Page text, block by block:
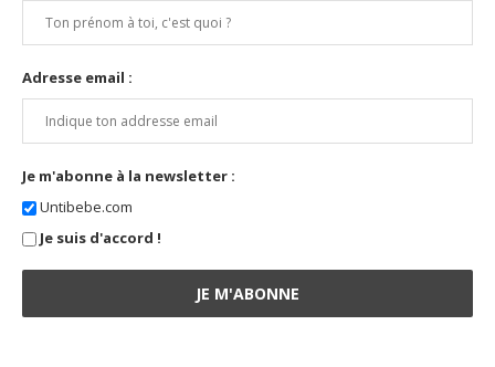
Adresse email :
Je m'abonne à la newsletter :
Untibebe.com
Je suis d'accord !